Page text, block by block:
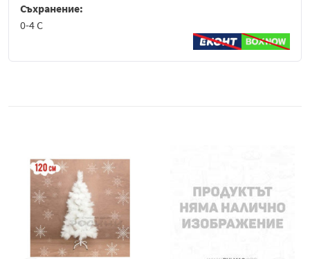
Съхранение:
0-4 С